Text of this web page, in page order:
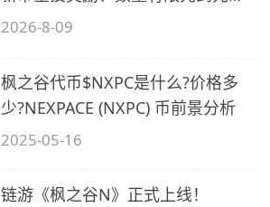
得…
2026-8-09
枫之谷代币$NXPC是什么?价格多
少?NEXPACE (NXPC) 币前景分析
2025-05-16
链游《枫之谷N》正式上线！